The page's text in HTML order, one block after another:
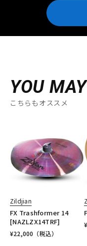
YOU
こちらもオススメ
Zildjian
FX Trashformer 14
[NAZLZX14TRF]
¥22,000 （税込）